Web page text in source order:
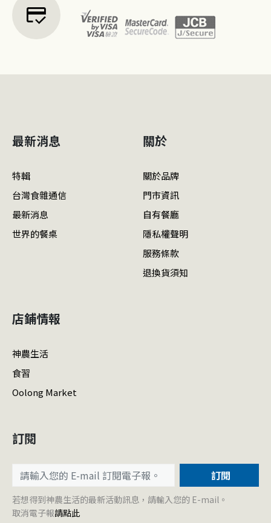
credit_score
最新消息
特輯
台灣食雜通信
最新消息
世界的餐桌
關於
關於品牌
門市資訊
自有餐廳
隱私權聲明
服務條款
退換貨須知
店鋪情報
神農生活
食習
Oolong Market
訂閱
訂閱
若想得到神農生活的最新活動訊息，請輸入您的 E-mail。
取消電子報請點此